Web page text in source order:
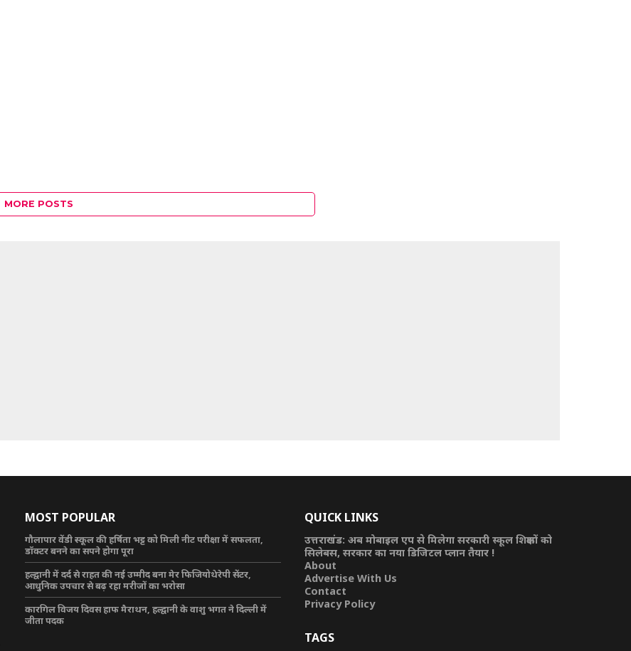
MORE POSTS
MOST POPULAR
गौलापार वेंडी स्कूल की हर्षिता भट्ट को मिली नीट परीक्षा में सफलता,
डॉक्टर बनने का सपने होगा पूरा
हल्द्वानी में दर्द से राहत की नई उम्मीद बना मेर फिजियोथेरेपी सेंटर,
आधुनिक उपचार से बढ़ रहा मरीजों का भरोसा
कारगिल विजय दिवस हाफ मैराथन, हल्द्वानी के वाशु भगत ने दिल्ली में
जीता पदक
QUICK LINKS
उत्तराखंड: अब मोबाइल एप से मिलेगा सरकारी स्कूल शिक्षकों को
सिलेबस, सरकार का नया डिजिटल प्लान तैयार !
About
Advertise With Us
Contact
Privacy Policy
TAGS